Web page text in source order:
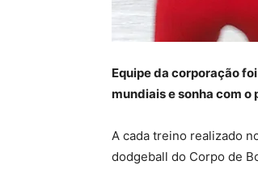
Equipe da corporação
mundiais e sonha com o
A cada treino realizado
dodgeball do Corpo de